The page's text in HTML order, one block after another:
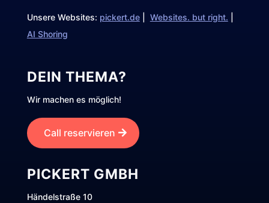
Unsere Websites: pickert.de| Websites. but right.
AI Shoring
DEIN THEMA?
Wir machen es möglich!
Call reservieren
PICKERT GMBH
Händelstraße 10